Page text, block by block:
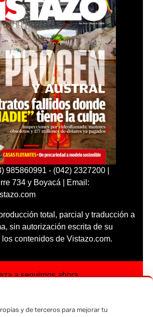
985860991 - (042) 2327200 |
734 y Boyacá | Email:
total, parcial y traducción a
sin autorización escrita de su
los contenidos de Vistazo.com.
a seguirnos ahora
éticay de terceros para mejorar tu